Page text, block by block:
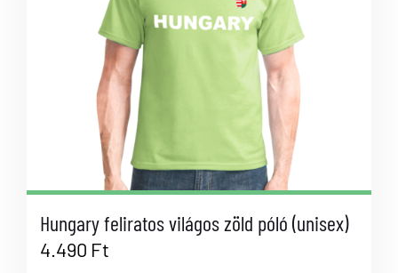
Hungary feliratos világos zöld póló (unisex)
4.490 Ft